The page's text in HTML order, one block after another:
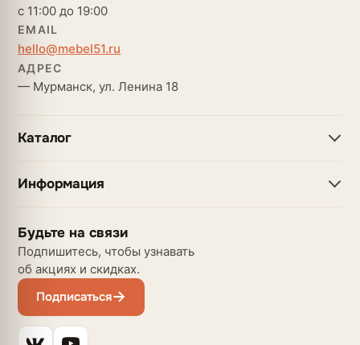
с 11:00 до 19:00
EMAIL
hello@mebel51.ru
АДРЕС
— Мурманск, ул. Ленина 18
Каталог
Информация
Будьте на связи
Подпишитесь, чтобы узнавать
об акциях и скидках.
Подписаться